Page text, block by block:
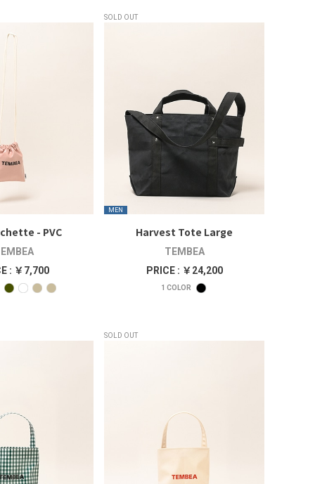
- PVC
: ￥7,700
SOLD OUT
MEN
Harvest Tote Large
TEMBEA
PRICE : ￥24,200
1 COLOR
SOLD OUT